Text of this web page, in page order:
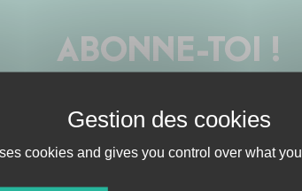
ABONNE-TOI !
AU PROGRAMME
cookies and gives you control over what